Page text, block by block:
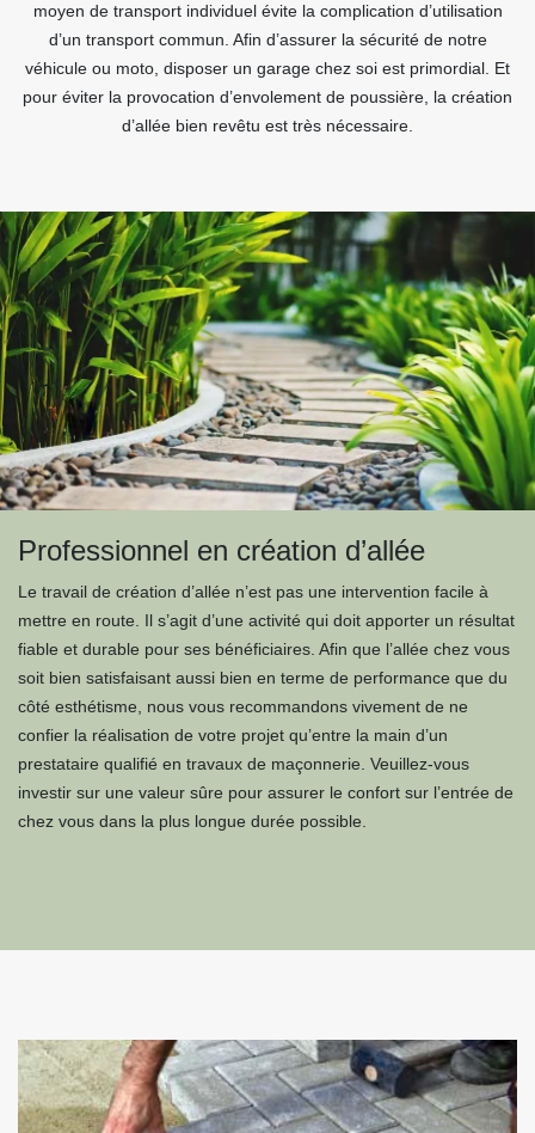
moyen de transport individuel évite la complication d’utilisation
d’un transport commun. Afin d’assurer la sécurité de notre
véhicule ou moto, disposer un garage chez soi est primordial. Et
pour éviter la provocation d’envolement de poussière, la création
d’allée bien revêtu est très nécessaire.
Professionnel en création d’allée
Le travail de création d’allée n’est pas une intervention facile à
mettre en route. Il s’agit d’une activité qui doit apporter un résultat
fiable et durable pour ses bénéficiaires. Afin que l’allée chez vous
soit bien satisfaisant aussi bien en terme de performance que du
côté esthétisme, nous vous recommandons vivement de ne
confier la réalisation de votre projet qu’entre la main d’un
prestataire qualifié en travaux de maçonnerie. Veuillez-vous
investir sur une valeur sûre pour assurer le confort sur l’entrée de
chez vous dans la plus longue durée possible.